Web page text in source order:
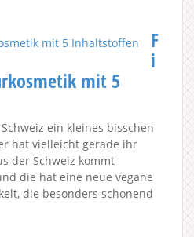
F
i
mit 5
ein kleines bisschen
hat vielleicht gerade ihr
der Schweiz kommt
die hat eine neue vegane
die besonders schonend